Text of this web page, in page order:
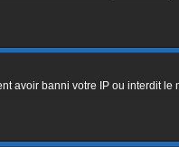
avoir banni votre IP ou interdit